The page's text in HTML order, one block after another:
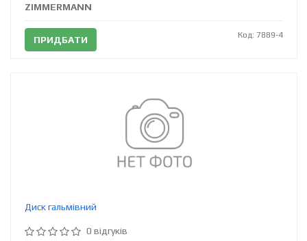
ZIMMERMANN
ПРИДБАТИ Код: 7889-4
Диск гальмівний
0 відгуків